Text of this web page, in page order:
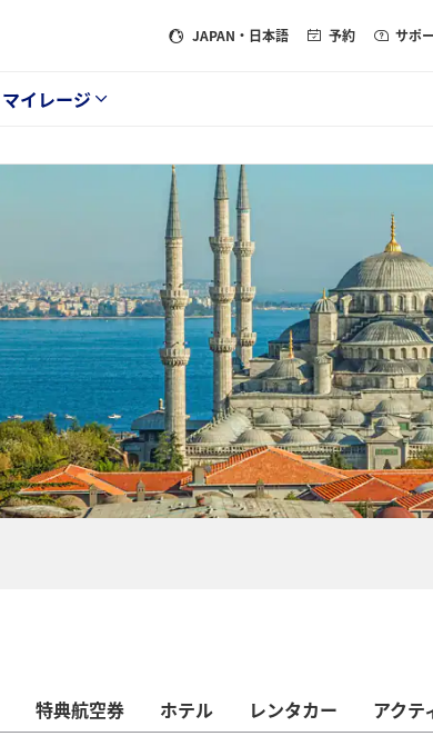
JAPAN ・日本語 予約 サポ
マイレージ
特典航空券 ホテル レンタカー アクテ